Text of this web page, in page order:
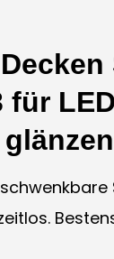
für